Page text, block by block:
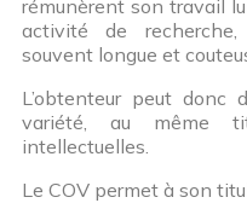
rémunèrent son travail
activité de
souvent longue et
L’obtenteur peut donc
variété, au même
intellectuelles.
Le COV permet à son